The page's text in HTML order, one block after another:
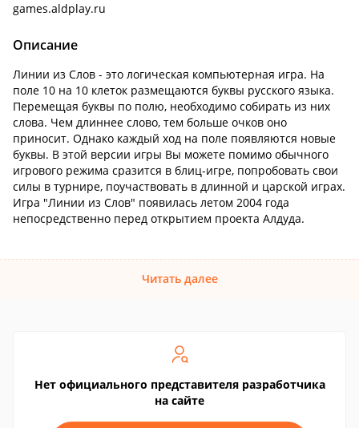
games.aldplay.ru
Описание
Линии из Слов - это логическая компьютерная игра. На
поле 10 на 10 клеток размещаются буквы русского языка.
Перемещая буквы по полю, необходимо собирать из них
слова. Чем длиннее слово, тем больше очков оно
приносит. Однако каждый ход на поле появляются новые
буквы. В этой версии игры Вы можете помимо обычного
игрового режима сразится в блиц-игре, попробовать свои
силы в турнире, поучаствовать в длинной и царской играх.
Игра "Линии из Слов" появилась летом 2004 года
непосредственно перед открытием проекта Алдуда.
Читать далее
Нет официального представителя разработчика
на сайте